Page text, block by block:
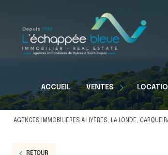
ACCUEIL VENTES
Appartements
Maisons
Terrains
AGENCES IMMOBILIÈRES À HYÈRES, LA LONDE,
RETOUR